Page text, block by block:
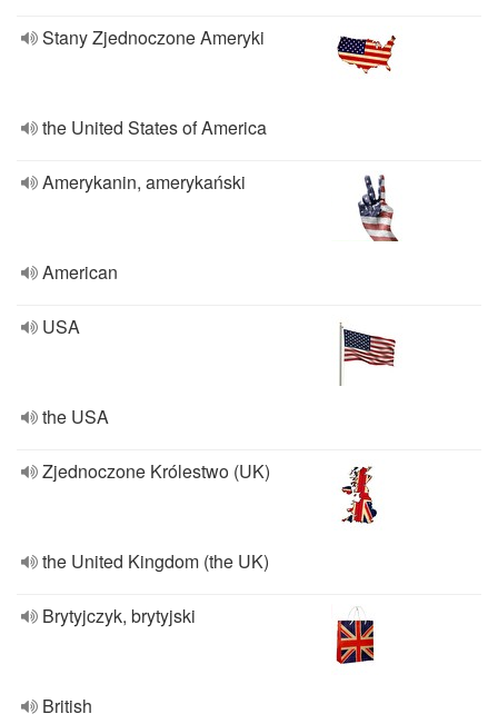
Stany Zjednoczone Ameryki
the United States of America
Amerykanin, amerykański
American
USA
the USA
Zjednoczone Królestwo (UK)
the United Kingdom (the UK)
Brytyjczyk, brytyjski
British